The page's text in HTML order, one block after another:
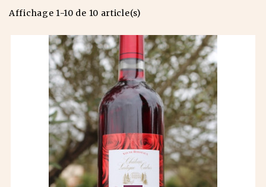
Affichage 1-10 de 10 article(s)